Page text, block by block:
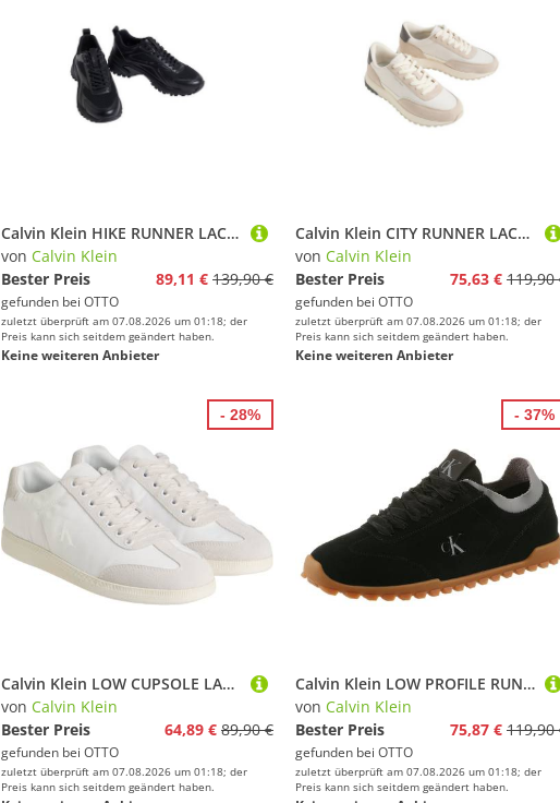
Calvin Klein HIKE RUNNER LACEUP STRIP M-LT Sneaker Ugly-Schnürer, Halbschuh, Freizeitsneaker mit Profilsohle
von Calvin Klein
Bester Preis
89,11 € 139,90 €
gefunden bei OTTO
zuletzt überprüft am 07.08.2026 um 01:18; der
Preis kann sich seitdem geändert haben.
Keine weiteren Anbieter
Calvin Klein CITY RUNNER LACEUP NY MIX Sneaker Chunky Sneaker, Freizeitschuh, Schnürer mit CK-Logo
von Calvin Klein
Bester Preis
75,63 € 119,90
gefunden bei OTTO
zuletzt überprüft am 07.08.2026 um 01:18; der
Preis kann sich seitdem geändert haben.
Keine weiteren Anbieter
Calvin Klein LOW CUPSOLE LACEUP SU Sneaker Schnürschuh, Halbschuh, Freizeitschuh im Materialmix
von Calvin Klein
Bester Preis
64,89 € 89,90 €
gefunden bei OTTO
zuletzt überprüft am 07.08.2026 um 01:18; der
Preis kann sich seitdem geändert haben.
- 28%
Calvin Klein LOW PROFILE RUN MG SUE DB LACES Sneaker Freizeitsneaker, Halbschuh, Schnürschuh mit Profilsohle
von Calvin Klein
Bester Preis
75,87 € 119,90
gefunden bei OTTO
zuletzt überprüft am 07.08.2026 um 01:18; der
Preis kann sich seitdem geändert haben.
- 37%